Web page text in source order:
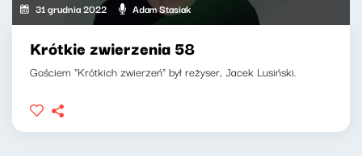
31 grudnia 2022 Adam Stasiak
Krótkie zwierzenia 58
Gościem "Krótkich zwierzeń" był reżyser, Jacek Lusiński.